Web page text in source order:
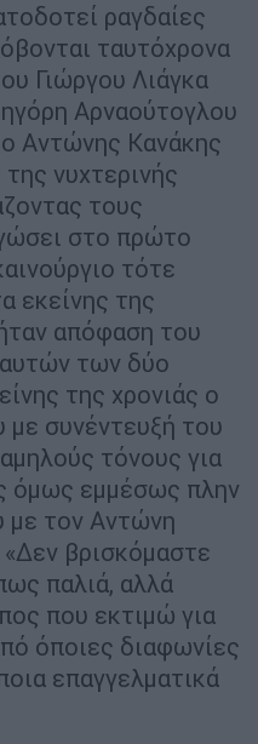
ραγδαίες
ταυτόχρονα
Γιώργου Λιάγκα
Αρναούτογλου
Αντώνης Κανάκης
νυχτερινής
τους
στο πρώτο
τότε
εκείνης της
απόφαση του
των δύο
της χρονιάς ο
με συνέντευξή του
τόνους για
όμως εμμέσως πλην
τον Αντώνη
βρισκόμαστε
παλιά, αλλά
που εκτιμώ για
όποιες διαφωνίες
επαγγελματικά